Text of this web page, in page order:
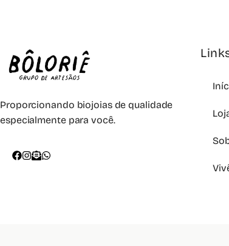
Proporcionando biojoias de qualidade
especialmente para você.